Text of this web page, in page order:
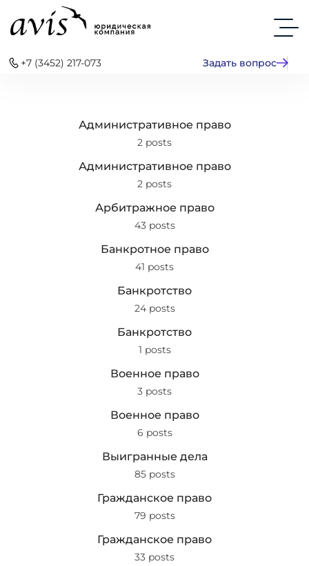
+7 (3452) 217-073 Задать вопрос
Административное право
2 posts
Административное право
2 posts
Арбитражное право
43 posts
Банкротное право
41 posts
Банкротство
24 posts
Банкротство
1 posts
Военное право
3 posts
Военное право
6 posts
Выигранные дела
85 posts
Гражданское право
79 posts
Гражданское право
33 posts